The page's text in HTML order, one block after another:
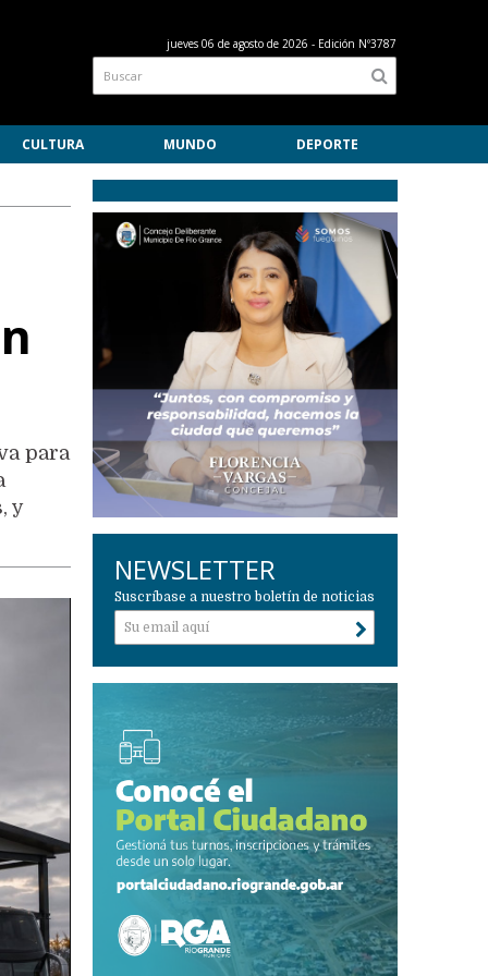
jueves 06 de agosto de 2026 - Edición Nº3787
CULTURA MUNDO DEPORTE
para
y
NEWSLETTER
Suscríbase a nuestro boletín de noticias